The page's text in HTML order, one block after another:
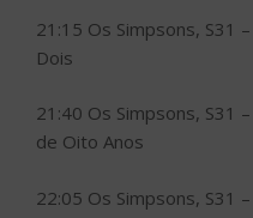
21:15 Os Simpsons, S31
Dois
21:40 Os Simpsons, S31
de Oito Anos
22:05 Os Simpsons, S31